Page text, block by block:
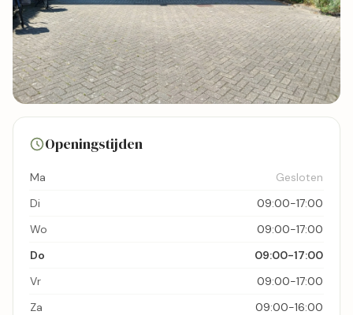
Bekijk kaart
Openingstijden
Ma
Gesloten
Di
09:00-17:00
Wo
09:00-17:00
Do
09:00-17:00
Vr
09:00-17:00
Za
09:00-16:00